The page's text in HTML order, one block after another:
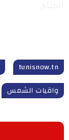
tunisnow.tn
واقيات الشمس